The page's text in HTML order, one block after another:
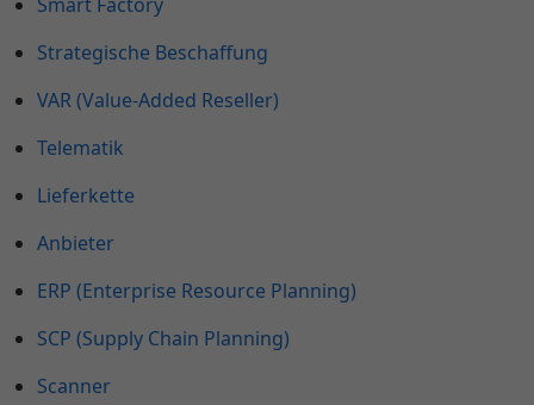
Strategische Beschaffung
VAR (Value-Added Reseller)
Telematik
Lieferkette
Anbieter
ERP (Enterprise Resource Planning)
SCP (Supply Chain Planning)
Scanner